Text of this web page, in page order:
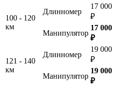
100 - 120
км
Длинномер
17 000
₽
Манипулятор
17 000
₽
121 - 140
км
Длинномер
19 000
₽
Манипулятор
19 000
₽